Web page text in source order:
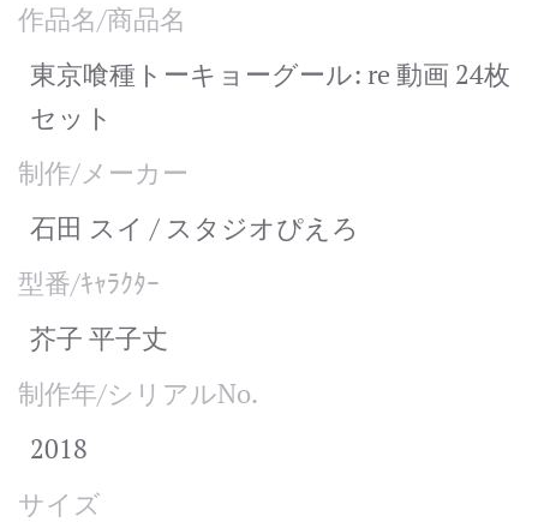
作品名/商品名
東京喰種トーキョーグール: re 動画 24枚
セット
制作/メーカー
石田 スイ / スタジオぴえろ
型番/ｷｬﾗｸﾀｰ
芥子 平子丈
制作年/シリアルNo.
2018
サイズ